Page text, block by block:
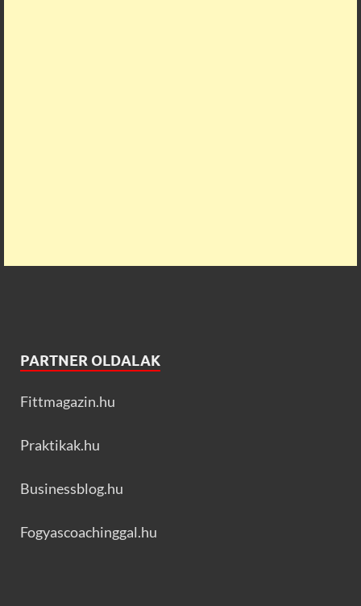
PARTNER OLDALAK
Fittmagazin.hu
Praktikak.hu
Businessblog.hu
Fogyascoachinggal.hu